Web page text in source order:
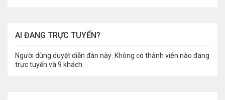
AI ĐANG TRỰC TUYẾN?
Người dùng duyệt diễn đàn này: Không có thành viên nào đang
trực tuyến và 9 khách